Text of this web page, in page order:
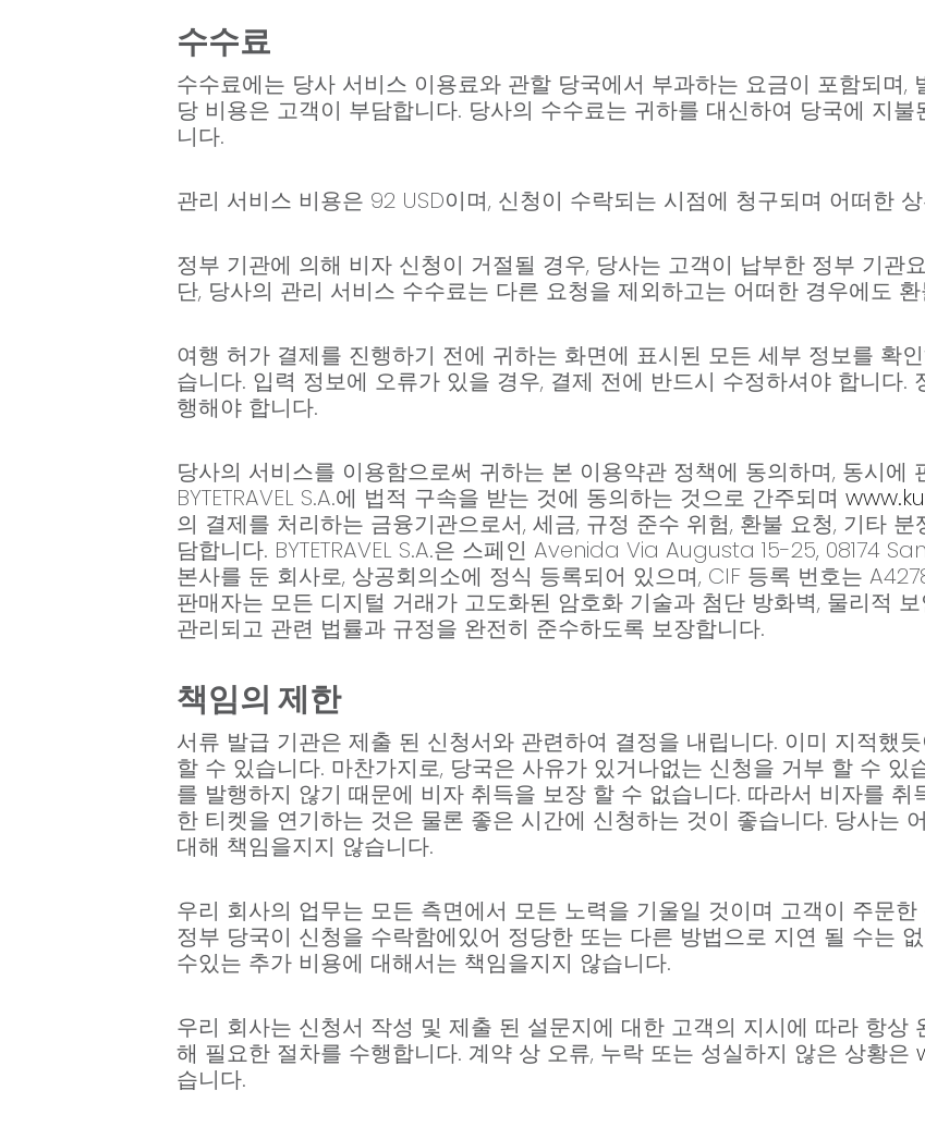
수수료
수수료에는 당사 서비스 이용료와 관할 당국에서 부과하는 요금이 포함되며,
당 비용은 고객이 부담합니다. 당사의 수수료는 귀하를 대신하여 당국에 지
니다.
관리 서비스 비용은 92 USD이며, 신청이 수락되는 시점에 청구되며 어떠한
정부 기관에 의해 비자 신청이 거절될 경우, 당사는 고객이 납부한 정부 기관
단, 당사의 관리 서비스 수수료는 다른 요청을 제외하고는 어떠한 경우에도
여행 허가 결제를 진행하기 전에 귀하는 화면에 표시된 모든 세부 정보를 확
습니다. 입력 정보에 오류가 있을 경우, 결제 전에 반드시 수정하셔야 합니다.
행해야 합니다.
당사의 서비스를 이용함으로써 귀하는 본 이용약관 정책에 동의하며, 동시
BYTETRAVEL S.A.에 법적 구속을 받는 것에 동의하는 것으로 간주되며
의 결제를 처리하는 금융기관으로서, 세금, 규정 준수 위험, 환불 요청, 기타
담합니다. BYTETRAVEL S.A.은 스페인 Avenida Via Augusta 15-25, 08174
본사를 둔 회사로, 상공회의소에 정식 등록되어 있으며, CIF 등록 번호는
판매자는 모든 디지털 거래가 고도화된 암호화 기술과 첨단 방화벽, 물리적
관리되고 관련 법률과 규정을 완전히 준수하도록 보장합니다.
책임의 제한
서류 발급 기관은 제출 된 신청서와 관련하여 결정을 내립니다. 이미 지적했
할 수 있습니다. 마찬가지로, 당국은 사유가 있거나없는 신청을 거부 할 수 있
를 발행하지 않기 때문에 비자 취득을 보장 할 수 없습니다. 따라서 비자를
한 티켓을 연기하는 것은 물론 좋은 시간에 신청하는 것이 좋습니다. 당사는
대해 책임을지지 않습니다.
우리 회사의 업무는 모든 측면에서 모든 노력을 기울일 것이며 고객이 주문
정부 당국이 신청을 수락함에있어 정당한 또는 다른 방법으로 지연 될 수는
수있는 추가 비용에 대해서는 책임을지지 않습니다.
우리 회사는 신청서 작성 및 제출 된 설문지에 대한 고객의 지시에 따라 항상
해 필요한 절차를 수행합니다. 계약 상 오류, 누락 또는 성실하지 않은 상황은
습니다.